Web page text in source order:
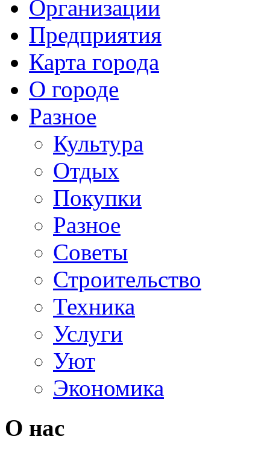
Организации
Предприятия
Карта города
О городе
Разное
Культура
Отдых
Покупки
Разное
Советы
Строительство
Техника
Услуги
Уют
Экономика
О нас